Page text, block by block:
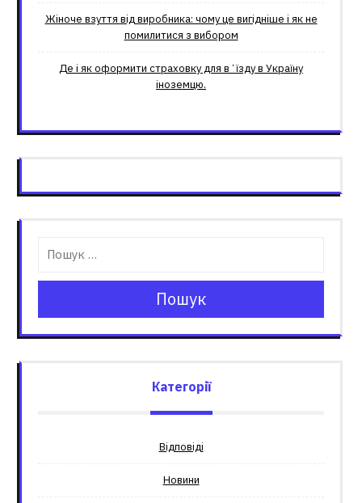
Жіноче взуття від виробника: чому це вигідніше і як не
помилитися з вибором
Де і як оформити страховку для вʼїзду в Україну
іноземцю.
Пошук
Категорії
Відповіді
Новини